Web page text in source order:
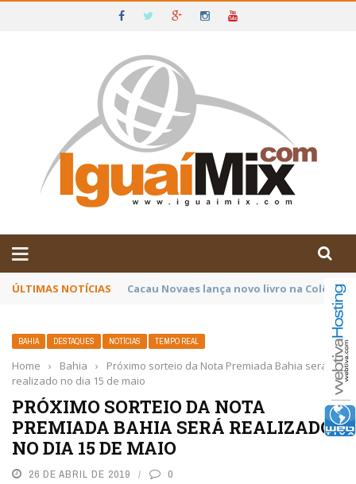
IGUAÍ E SUDOESTE DA BAHIA
ÚLTIMAS NOTÍCIAS Poetas baianos representam o Brasil no
BAHIA DESTAQUES NOTÍCIAS TEMPO REAL
Home › Bahia ›
Próximo sorteio da Nota Premiada Bahia será
realizado no dia 15 de maio
PRÓXIMO SORTEIO DA NOTA
PREMIADA BAHIA SERÁ REALIZADO
NO DIA 15 DE MAIO
26 DE ABRIL DE 2019 0